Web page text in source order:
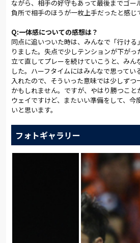
ながら、相手の好守もあって最後までゴー
負所で相手のほうが一枚上手だったと感じ
Q:一体感についての感想は？
同点に追いついた時は、みんなで「行ける
りました。失点で少しテンションが下が
立て直してプレーを続けていこうと、みん
した。ハーフタイムにはみんなで思ってい
入れたので、そういった意味では少しずつ
かもしれません。ですが、やはり勝つこと
ウェイですけど、またいい準備をして、今
いと思います。
フォトギャラリー